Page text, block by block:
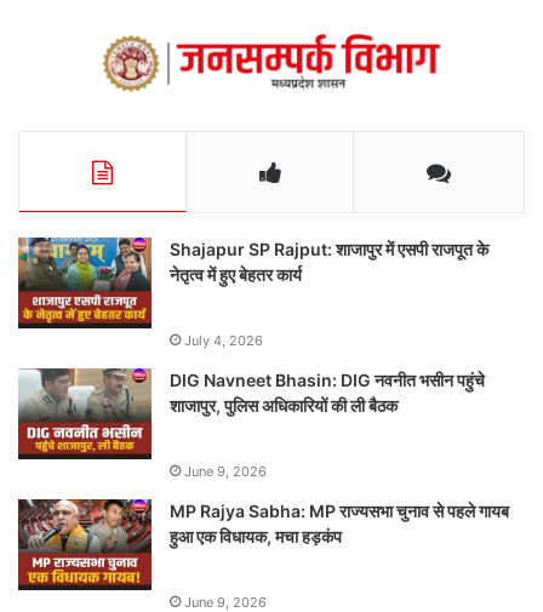
Shajapur SP Rajput: शाजापुर में एसपी राजपूत के
नेतृत्व में हुए बेहतर कार्य
July 4, 2026
DIG Navneet Bhasin: DIG नवनीत भसीन पहुंचे
शाजापुर, पुलिस अधिकारियों की ली बैठक
June 9, 2026
MP Rajya Sabha: MP राज्यसभा चुनाव से पहले गायब
हुआ एक विधायक, मचा हड़कंप
June 9, 2026